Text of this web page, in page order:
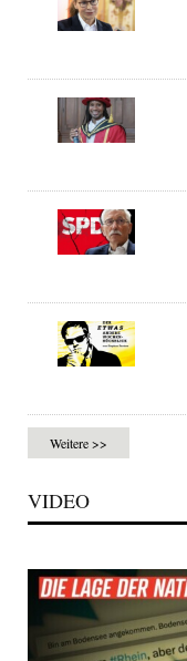
Weitere >>
VIDEO